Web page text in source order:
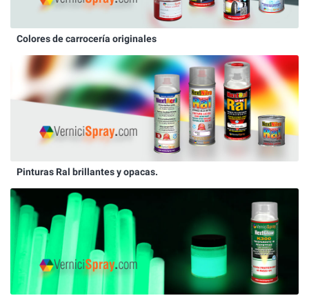
Colores de carrocería originales
Pinturas Ral brillantes y opacas.